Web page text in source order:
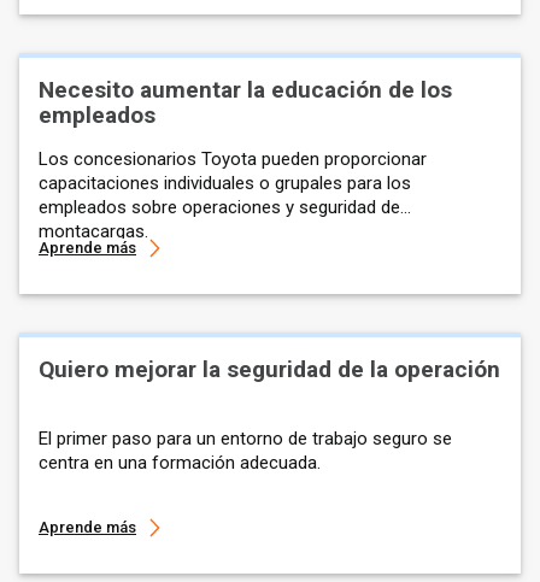
Necesito aumentar la educación de los
empleados
Los concesionarios Toyota pueden proporcionar
capacitaciones individuales o grupales para los
empleados sobre operaciones y seguridad de
montacargas.
Aprende más
Quiero mejorar la seguridad de la operación
El primer paso para un entorno de trabajo seguro se
centra en una formación adecuada.
Aprende más